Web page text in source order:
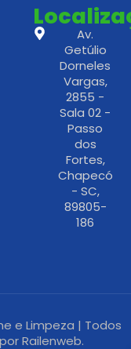
Av.
Getúlio
Dorneles
Vargas,
2855 -
Sala 02 -
Passo
dos
Fortes,
Chapecó
- SC,
89805-
186
e Limpeza | Todos
Railenweb.